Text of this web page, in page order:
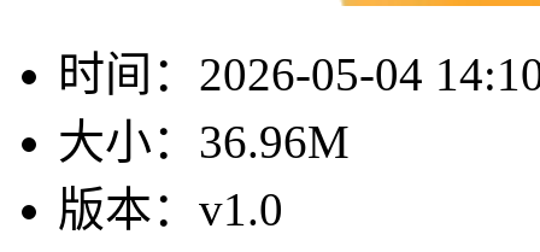
时间： 2026-05-04
大小： 36.96M
版本： v1.0